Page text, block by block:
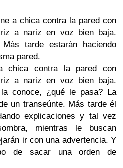
a chica contra la pared con
a nariz en voz bien baja.
tarde estarán haciendo
pared.
chica contra la pared con
a nariz en voz bien baja.
conoce, ¿qué le pasa? La
un transeúnte. Más tarde él
explicaciones y tal vez
mientras le buscan
ir con una advertencia. Y
de sacar una orden de